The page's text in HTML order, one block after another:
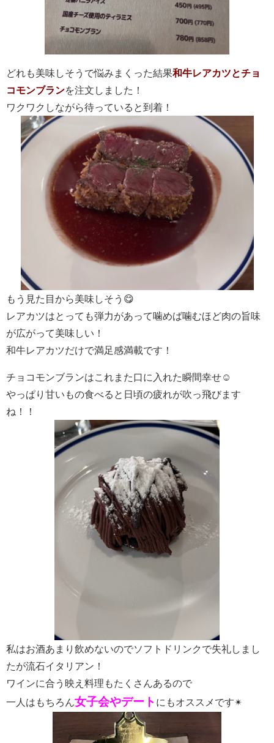
どれも美味しそうで悩みまくった結果和牛レアカツとチョ
コモンブランを注文しました！
ワクワクしながら待っていると到着！
もう見た目から美味しそう😋
レアカツはとっても弾力があって噛めば噛むほど肉の旨味
が広がって美味しい！
和牛レアカツだけで満足感満載です！
チョコモンブランはこれまた口に入れた瞬間幸せ☺
やっぱり甘いもの食べると日頃の疲れが吹っ飛びます
ね！！
私はお酒あまり飲めないのでソフトドリンクで失礼しまし
たが流石イタリアン！
ワインに合う映え料理もたくさんあるので
一人はもちろん女子会やデート にもオススメです✴